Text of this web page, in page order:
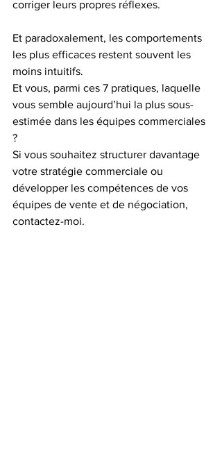
corriger leurs propres réflexes.
Et paradoxalement, les comportements
les plus efficaces restent souvent les
moins intuitifs.
Et vous, parmi ces 7 pratiques, laquelle
vous semble aujourd’hui la plus sous-
estimée dans les équipes commerciales
?
Si vous souhaitez structurer davantage
votre stratégie commerciale ou
développer les compétences de vos
équipes de vente et de négociation,
contactez-moi.